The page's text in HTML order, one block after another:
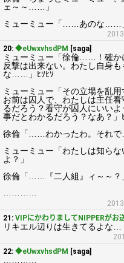
ェ～～……」
ミューミュー「……あのな……
20: ◆eUwxvhsdPM [saga]
ミューミュー「徐倫……！確か
反撃は出来ない。わたし自身
な……」ﾋｿﾋｿ
ミューミュー「その立場を乱
お前は囚人で、わたしは主任
るだろう？看守が囚人にいいよ
事だとわかるだろう？なあ？」
徐倫「……わかったわ。それで
ミューミュー「わたしは知ら
よ？」
徐倫「……『二人組』ィ～～？
21: VIPにかわりましてNIPPERがお
リキエル辺りは生きてるよな…
22: ◆eUwxvhsdPM [saga]